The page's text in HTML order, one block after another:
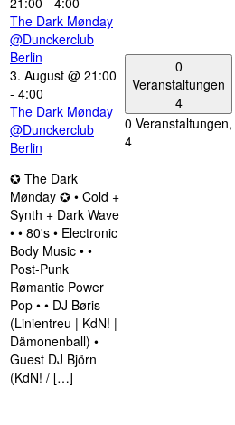
The Dark Mønday
@Dunckerclub
Berlin
3. August @ 21:00
- 4:00
The Dark Mønday
@Dunckerclub
Berlin
✪ The Dark
Mønday ✪ • Cold +
Synth + Dark Wave
• • 80's • Electronic
Body Music • •
Post-Punk
Rømantic Power
Pop • • DJ Børis
(Linientreu | KdN! |
Dämonenball) •
Guest DJ Björn
(KdN! / […]
0
Veranstaltungen
4
0 Veranstaltungen,
4